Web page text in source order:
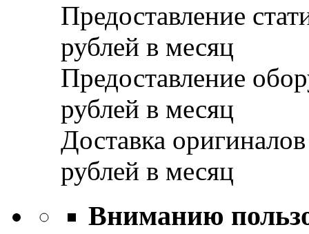
Предоставление
рублей в месяц
Предоставление
рублей в месяц
Доставка
рублей в месяц
Вниманию